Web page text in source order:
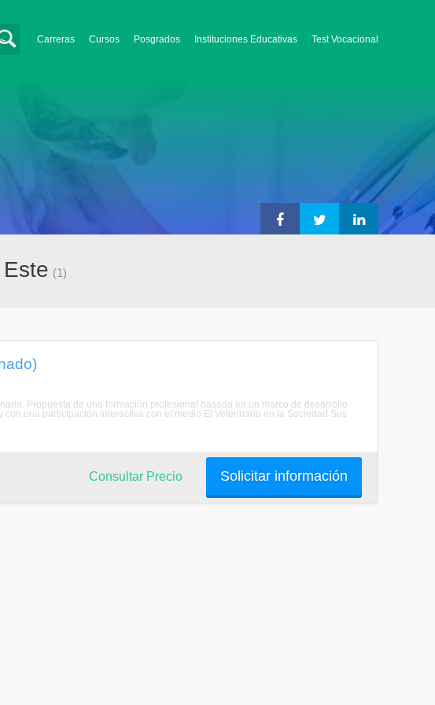
Carreras Cursos Posgrados Instituciones Educativas Test Vocacional
(1)
Propuesta de una formación profesional basada en un marco de desarrollo
una participación interactiva con el medio El Veterinario en la Sociedad Sus
Solicitar información
Consultar Precio